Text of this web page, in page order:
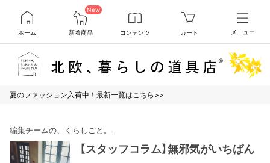
ホーム
New
新着商品 コンテンツ カート メニュー
夏のファッション入荷中！最新一覧はこちら>>
編集チームの、くらしごと。
【スタッフコラム】無邪気がいちばん